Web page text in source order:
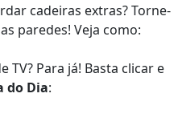
cadeiras extras? Torne-
paredes! Veja como:
TV? Para já! Basta clicar e
do Dia: